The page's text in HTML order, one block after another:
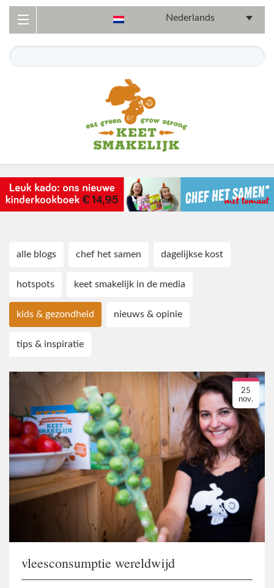
Nederlands
alle blogs chef het samen dagelijkse kost
hotspots keet smakelijk in de media
kids & gezondheid nieuws & opinie
tips & inspiratie
25
nov.
vleesconsumptie wereldwijd